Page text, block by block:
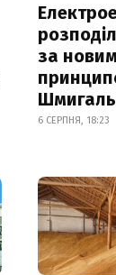
за
Шмигаль
6 СЕРПНЯ, 18:23